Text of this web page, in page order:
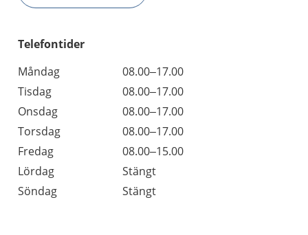
Telefontider
Måndag
08.00–17.00
Tisdag
08.00–17.00
Onsdag
08.00–17.00
Torsdag
08.00–17.00
Fredag
08.00–15.00
Lördag
Stängt
Söndag
Stängt